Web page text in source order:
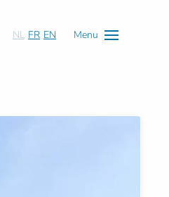
NL FR EN Menu